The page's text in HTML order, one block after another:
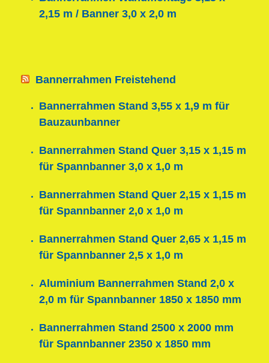
2,15 m / Banner 3,0 x 2,0 m
Bannerrahmen Freistehend
Bannerrahmen Stand 3,55 x 1,9 m für
Bauzaunbanner
Bannerrahmen Stand Quer 3,15 x 1,15 m
für Spannbanner 3,0 x 1,0 m
Bannerrahmen Stand Quer 2,15 x 1,15 m
für Spannbanner 2,0 x 1,0 m
Bannerrahmen Stand Quer 2,65 x 1,15 m
für Spannbanner 2,5 x 1,0 m
Aluminium Bannerrahmen Stand 2,0 x
2,0 m für Spannbanner 1850 x 1850 mm
Bannerrahmen Stand 2500 x 2000 mm
für Spannbanner 2350 x 1850 mm